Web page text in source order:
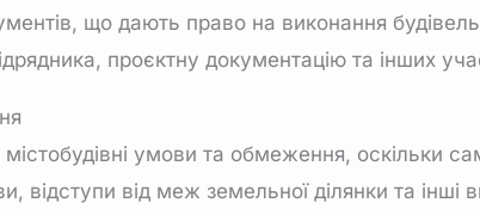
що дають право на виконання
проєктну документацію та інших
містобудівні умови та обмеження, оскільки
відступи від меж земельної ділянки та